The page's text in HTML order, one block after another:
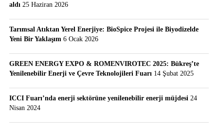
aldı 25 Haziran 2026
Tarımsal Atıktan Yerel Enerjiye: BioSpice Projesi ile Biyodizelde
Yeni Bir Yaklaşım 6 Ocak 2026
GREEN ENERGY EXPO & ROMENVIROTEC 2025: Bükreş’te
Yenilenebilir Enerji ve Çevre Teknolojileri Fuarı 14 Şubat 2025
ICCI Fuarı’nda enerji sektörüne yenilenebilir enerji müjdesi 24
Nisan 2024